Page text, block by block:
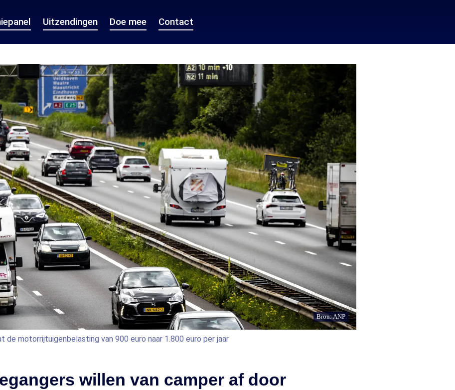
Uitzendingen Doe mee Contact
Bron: ANP
de motorrijtuigenbelasting van 900 euro naar 1.800 euro per jaar
willen van camper af door